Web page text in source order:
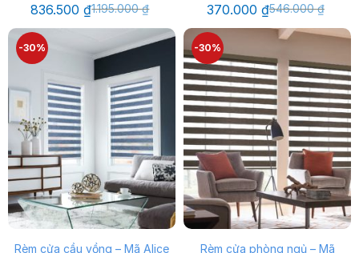
1.195.000₫
Giá
1.195.000 ₫.
836.500₫Giá
là:
836.500 ₫.
546.000₫
Giá
gốc
là:
370.000 ₫Giá
hiện
tại
370.000 ₫.
-30%
Rèm cửa cầu vồng – Mã Alice
-30%
Rèm cửa phòng ngủ – Mã